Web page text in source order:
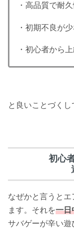
・高品質で耐
・初期不良が
・初心者から
と良いことづくし
初心
なぜかと言うとエ
ます。それを一日
サバゲーが辛い遊